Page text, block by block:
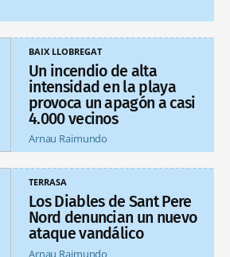
BAIX LLOBREGAT
Un incendio de alta
intensidad en la playa
provoca un apagón a casi
4.000 vecinos
Arnau Raimundo
TERRASA
Los Diables de Sant Pere
Nord denuncian un nuevo
ataque vandálico
Arnau Raimundo